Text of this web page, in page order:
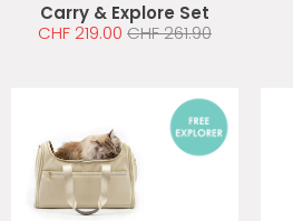
Carry & Explore Set
CHF 219.00 CHF 261.90